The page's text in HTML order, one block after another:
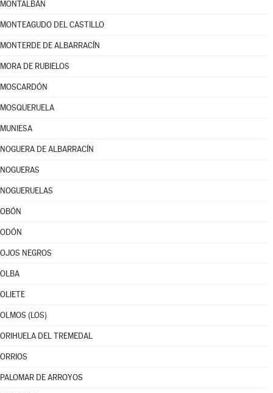
MONTALBÁN
MONTEAGUDO DEL CASTILLO
MONTERDE DE ALBARRACÍN
MORA DE RUBIELOS
MOSCARDÓN
MOSQUERUELA
MUNIESA
NOGUERA DE ALBARRACÍN
NOGUERAS
NOGUERUELAS
OBÓN
ODÓN
OJOS NEGROS
OLBA
OLIETE
OLMOS (LOS)
ORIHUELA DEL TREMEDAL
ORRIOS
PALOMAR DE ARROYOS